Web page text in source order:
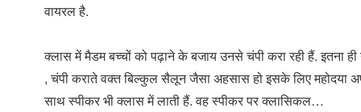
वायरल है.
क्लास में मैडम बच्चों को पढ़ाने के बजाय उनसे चंपी करा रही हैं. इतना ही
, चंपी कराते वक्त बिल्कुल सैलून जैसा अहसास हो इसके लिए महोदया
साथ स्पीकर भी क्लास में लाती हैं. वह स्पीकर पर क्लासिकल…